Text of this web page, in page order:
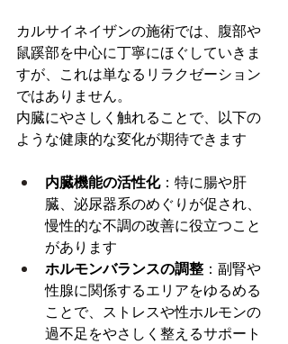
カルサイネイザンの施術では、腹部や
鼠蹊部を中心に丁寧にほぐしていきま
すが、これは単なるリラクゼーション
ではありません。
内臓にやさしく触れることで、以下の
ような健康的な変化が期待できます
内臓機能の活性化：特に腸や肝
臓、泌尿器系のめぐりが促され、
慢性的な不調の改善に役立つこと
があります
ホルモンバランスの調整 ：副腎や
性腺に関係するエリアをゆるめる
ことで、ストレスや性ホルモンの
過不足をやさしく整えるサポート